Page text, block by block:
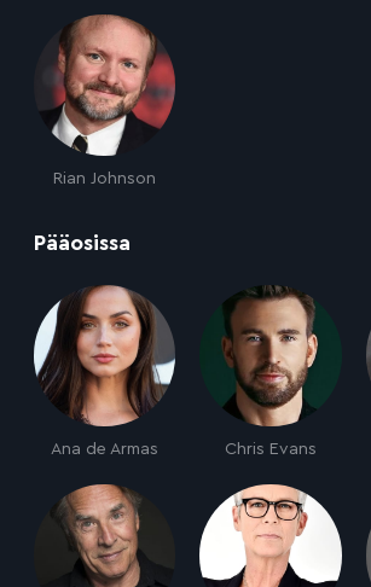
Rian Johnson
Pääosissa
Ana de Armas Chris Evans